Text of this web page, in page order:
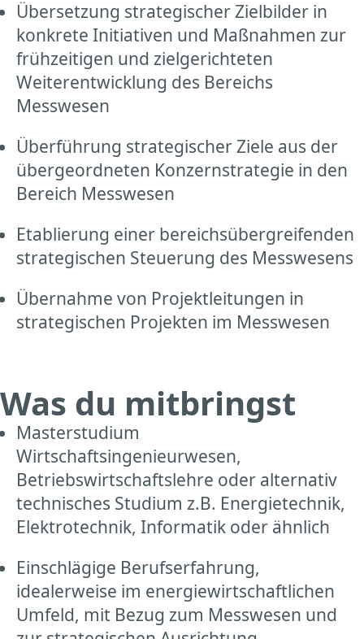
Übersetzung strategischer Zielbilder in
konkrete Initiativen und Maßnahmen zur
frühzeitigen und zielgerichteten
Weiterentwicklung des Bereichs
Messwesen
Überführung strategischer Ziele aus der
übergeordneten Konzernstrategie in den
Bereich Messwesen
Etablierung einer bereichsübergreifenden
strategischen Steuerung des Messwesens
Übernahme von Projektleitungen in
strategischen Projekten im Messwesen
Was du mitbringst
Masterstudium
Wirtschaftsingenieurwesen,
Betriebswirtschaftslehre oder alternativ
technisches Studium z.B. Energietechnik,
Elektrotechnik, Informatik oder ähnlich
Einschlägige Berufserfahrung,
idealerweise im energiewirtschaftlichen
Umfeld, mit Bezug zum Messwesen und